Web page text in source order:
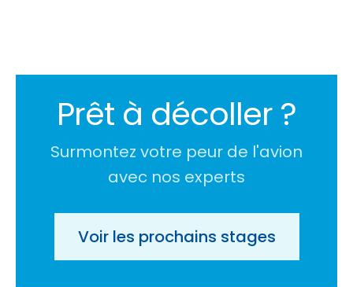
Prêt à décoller ?
Surmontez votre peur de l'avion
avec nos experts
Voir les prochains stages